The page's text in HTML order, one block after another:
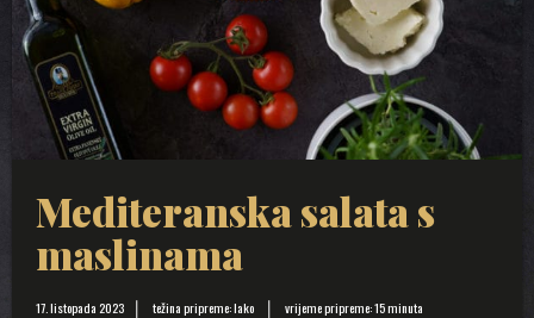
Mediteranska salata s
maslinama
17. listopada 2023 težina pripreme: lako vrijeme pripreme: 15 minuta